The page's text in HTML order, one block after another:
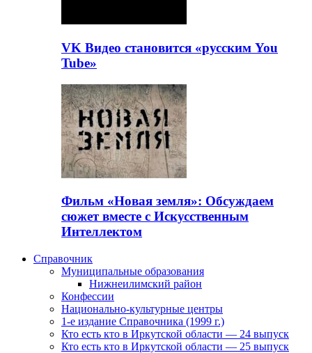
VK Видео становится «русским You
Tube»
Фильм «Новая земля»: Обсуждаем
сюжет вместе с Искусственным
Интеллектом
Справочник
Муниципальные образования
Нижнеилимский район
Конфессии
Национально-культурные центры
1-е издание Справочника (1999 г.)
Кто есть кто в Иркутской области — 24 выпуск
Кто есть кто в Иркутской области — 25 выпуск